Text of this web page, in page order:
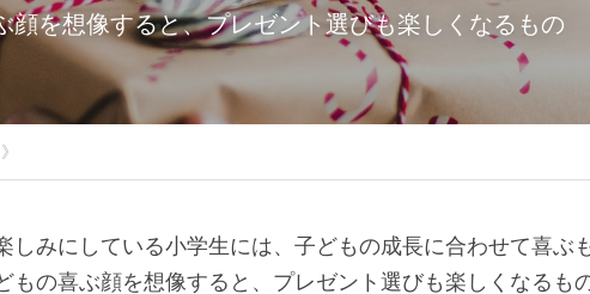
顔を想像すると、プレゼント選びも楽しくなるもの
しみにしている小学生には、子どもの成長に合わせて喜ぶ
もの喜ぶ顔を想像すると、プレゼント選びも楽しくなるも